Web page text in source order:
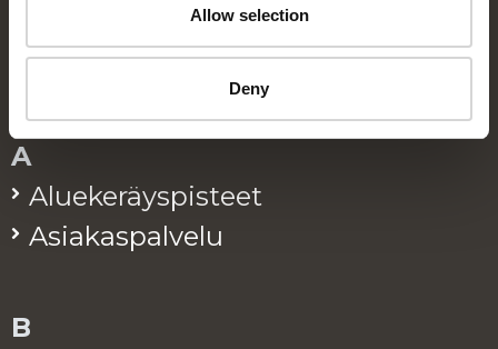
Allow selection
Deny
Hakemisto
A
Alue­ke­räys­pis­teet
Asia­kas­pal­ve­lu
B